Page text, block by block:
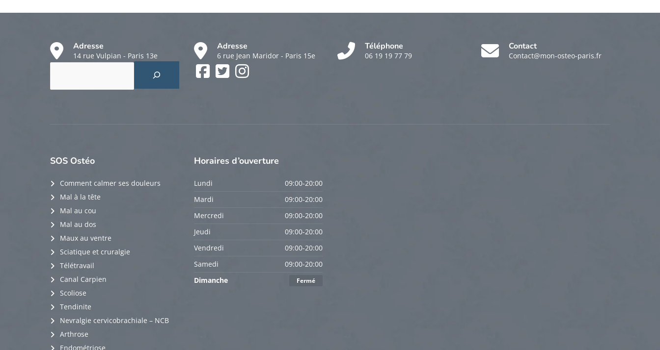
Adresse
14 rue Vulpian - Paris 13e
Adresse
6 rue Jean Maridor - Paris 15e
Téléphone
06 19 19 77 79
Contact
Contact@mon-osteo-paris.fr
Facebook
SOS Ostéo
Comment calmer ses douleurs
Mal à la tête
Mal au cou
Mal au dos
Maux au ventre
Sciatique et cruralgie
Télétravail
Canal Carpien
Scoliose
Tendinite
Nevralgie cervicobrachiale – NCB
Arthrose
Endométriose
Horaires d’ouverture
Lundi
09:00-20:00
Mardi
09:00-20:00
Mercredi
09:00-20:00
Jeudi
09:00-20:00
Vendredi
09:00-20:00
Samedi
09:00-20:00
Dimanche
Fermé